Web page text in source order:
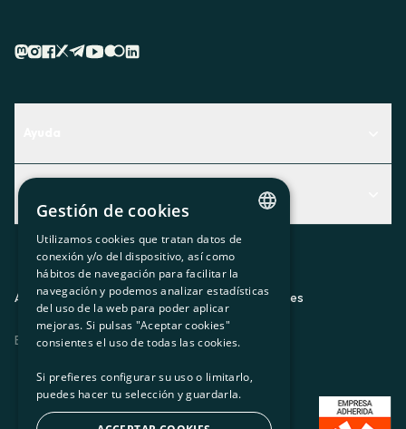
Descubre qué servicio te encaja mejor
Contacto
Actualidad
El rincón de la socia
Prensa
Trabaja con nosotros
Aviso legalPolítica de privacidadPolítica de cookies
ES CAGLEU
CATALAN
SPANISH
GL
BASQUE
Gestión de cookies
Utilizamos cookies que tratan datos de
conexión y/o del dispositivo, así como
hábitos de navegación para facilitar la
navegación y podemos analizar estadísticas
del uso de la web para poder aplicar
mejoras. Si pulsas "Aceptar cookies"
consientes el uso de todas las cookies.
Si prefieres configurar su uso o limitarlo,
puedes hacer tu selección y guardarla.